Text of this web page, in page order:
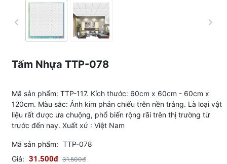
Tấm Nhựa TTP-078
Mã sản phẩm: TTP-117. Kích thước: 60cm x 60cm - 60cm x
120cm. Màu sắc: Ánh kim phản chiếu trên nền trắng. Là loại vật
liệu rất được ưa chuộng, phổ biến rộng rãi trên thị trường từ
trước đến nay. Xuất xứ : Việt Nam
Mã sản phẩm: TTP-078
Giá: 31.500đ 31.500đ